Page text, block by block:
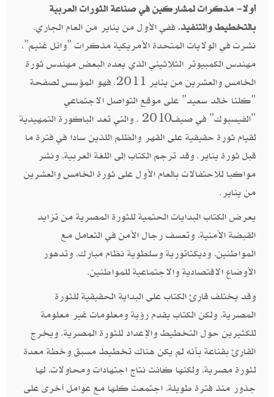
أولا‮- ‬مذكرات لمشاركين في صناعة الثورات العربية
بالتخطيط والتنفيذ‮.
‬نشرت في الولايات المتحدة الأمريكية مذكرات‮ "‬وائل‮ ‬غنيم‮"‬،
مهندس الكمبيوتر الثلاثيني الذي يعده البعض مهندس ثورة
"‬الفيسبوك‮" ‬في صيف‮ ‬2010،‮ ‬والتي تعد الباكورة التمهيدية
لقيام ثورة حقيقية على القهر والظلم اللذين سادا في فترة ما
قبل ثورة يناير‮. ‬وقد ترجم الكتاب إلى اللغة العربية،‮ ‬ونشر
مواكبا للاحتفالات بالعام الأول على ثورة الخامس والعشرين
من يناير‮.‬
يعرض الكتاب البدايات الحتمية للثورة المصرية من تزايد
القبضة الأمنية،‮ ‬وتعسف رجال الأمن في التعامل مع
المواطنين، وديكتاتورية وسلطوية نظام مبارك، وتدهور
الأوضاع الاقتصادية والاجتماعية للمواطنين‮.
وقد يختلف قارئ الكتاب على البداية الحقيقية للثورة
المصرية، ولكن الكتاب يقدم رؤية ومعلومات‮ ‬غير معلومة
للكثيرين حول التخطيط والإعداد للثورة المصرية‮. ‬ويخرج
القارئ بقناعة بأنه لم يكن هناك تخطيط مسبق وخطة معدة
لثورة مصرية، ولكنها كانت نتاج اجتهادات ومحاولات،‮ ‬لها
جذور منذ فترة طويلة،‮ ‬اجتمعت كلها مع عوامل أخرى على